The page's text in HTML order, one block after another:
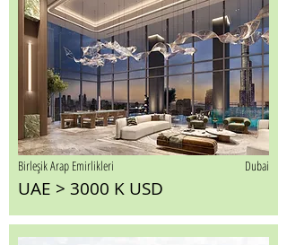
Birleşik Arap Emirlikleri Dubai
UAE > 3000 K USD